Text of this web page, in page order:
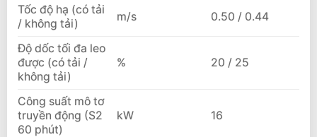
Tốc độ hạ (có tải
/ không tải)
m/s 0.50 / 0.44
Độ dốc tối đa leo
được (có tải /
không tải)
% 20 / 25
Công suất mô tơ
truyền động (S2
60 phút)
kW 16